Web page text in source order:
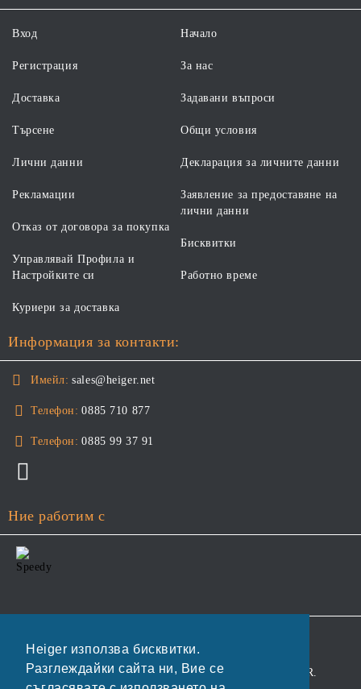
Heiger използва бисквитки.
Разглеждайки сайта ни, Вие се
Вход
Регистрация
Доставка
Търсене
Начало
За нас
Задавани въпроси
Общи условия
Лични данни
Рекламации
Отказ от договора за покупка
Управлявай Профила и
Настройките си
Декларация за личните данни
Заявление за предоставяне на
лични данни
Бисквитки
Работно време
Куриери за доставка
Информация за контакти:
Имейл: sales@heiger.net
Телефон: 0885 710 877
Телефон: 0885 99 37 91
Ние работим с
Нашият онлайн магазин е 100% съобразен с GDPR.